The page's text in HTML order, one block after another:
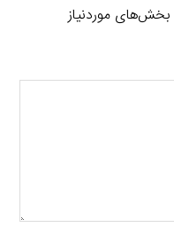
بخش‌های موردنیاز